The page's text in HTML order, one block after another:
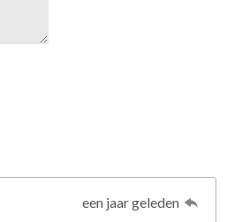
een jaar geleden